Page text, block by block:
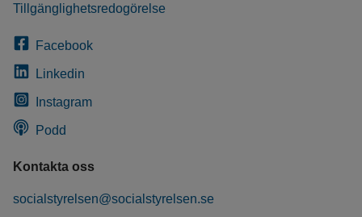
Tillgänglighetsredogörelse
Facebook
Linkedin
Instagram
Podd
Kontakta oss
socialstyrelsen@socialstyrelsen.se